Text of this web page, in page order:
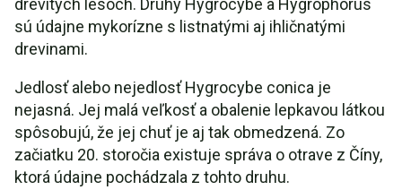
drevitých lesoch. Druhy Hygrocybe a Hygrophorus
sú údajne mykorízne s listnatými aj ihličnatými
drevinami.
Jedlosť alebo nejedlosť Hygrocybe conica je
nejasná. Jej malá veľkosť a obalenie lepkavou látkou
spôsobujú, že jej chuť je aj tak obmedzená. Zo
začiatku 20. storočia existuje správa o otrave z Číny,
ktorá údajne pochádzala z tohto druhu.